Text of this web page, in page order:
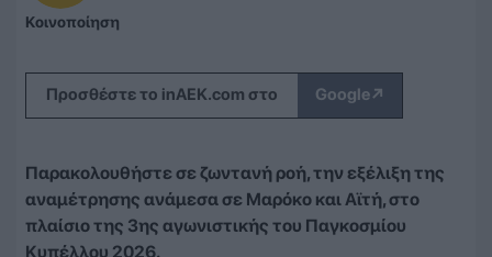
Κοινοποίηση
Προσθέστε το inAEK.com στο Google↗
Παρακολουθήστε σε ζωντανή ροή, την εξέλιξη της
αναμέτρησης ανάμεσα σε Μαρόκο και Αϊτή, στο
πλαίσιο της 3ης αγωνιστικής του Παγκοσμίου
Κυπέλλου 2026.